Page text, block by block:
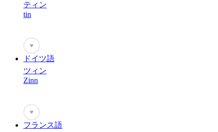
ティン
tin
♥
ドイツ語
ツィン
Zinn
♥
フランス語